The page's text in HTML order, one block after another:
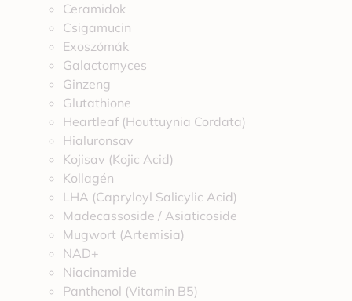
Ceramidok
Csigamucin
Exoszómák
Galactomyces
Ginzeng
Glutathione
Heartleaf (Houttuynia Cordata)
Hialuronsav
Kojisav (Kojic Acid)
Kollagén
LHA (Capryloyl Salicylic Acid)
Madecassoside / Asiaticoside
Mugwort (Artemisia)
NAD+
Niacinamide
Panthenol (Vitamin B5)